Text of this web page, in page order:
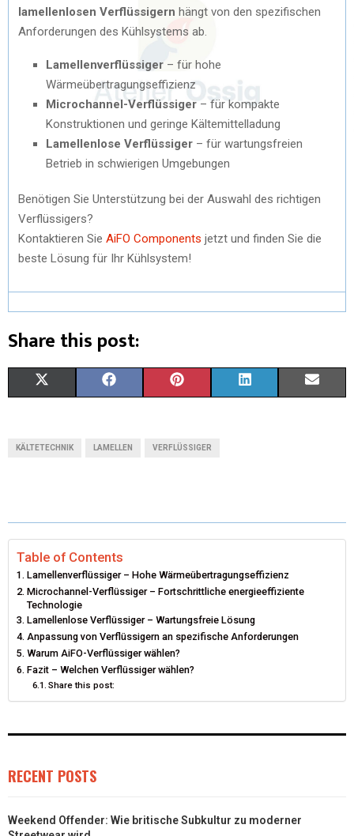
lamellenlosen Verflüssigern hängt von den spezifischen
Anforderungen des Kühlsystems ab.
Lamellenverflüssiger – für hohe
Wärmeübertragungseffizienz
Microchannel-Verflüssiger– für kompakte
Konstruktionen und geringe Kältemittelladung
Lamellenlose Verflüssiger – für wartungsfreien
Betrieb in schwierigen Umgebungen
Benötigen Sie Unterstützung bei der Auswahl des richtigen
Verflüssigers?
Kontaktieren Sie AiFO Components jetzt und finden Sie die
beste Lösung für Ihr Kühlsystem!
Share this post:
T
T
E
R
)
O R
S
D
N
KÄLTETECHNIK LAMELLEN VERFLÜSSIGER
Table of Contents
Lamellenverflüssiger – Hohe Wärmeübertragungseffizienz
Microchannel-Verflüssiger – Fortschrittliche energieeffiziente
Technologie
Lamellenlose Verflüssiger – Wartungsfreie Lösung
Anpassung von Verflüssigern an spezifische Anforderungen
Warum AiFO-Verflüssiger wählen?
Fazit – Welchen Verflüssiger wählen?
Share this post:
RECENT POSTS
Weekend Offender: Wie britische Subkultur zu moderner